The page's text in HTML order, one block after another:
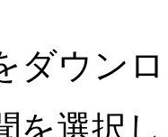
ダウン
を選択